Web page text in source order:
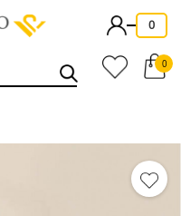
- 0
0